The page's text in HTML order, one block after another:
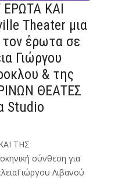
ΕΡΩΤΑ ΚΑΙ
Τheater μια
τον έρωτα σε
Γιώργου
& της
ΘΕΑΤΕΣ
Studio
ΤΗΣ
σύνθεση για
Λιβανού